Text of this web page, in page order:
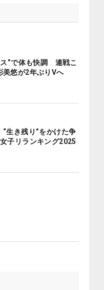
”で体も快調 連戦こ
美悠が2年ぶりVへ
“生き残り”をかけた争
子リランキング2025